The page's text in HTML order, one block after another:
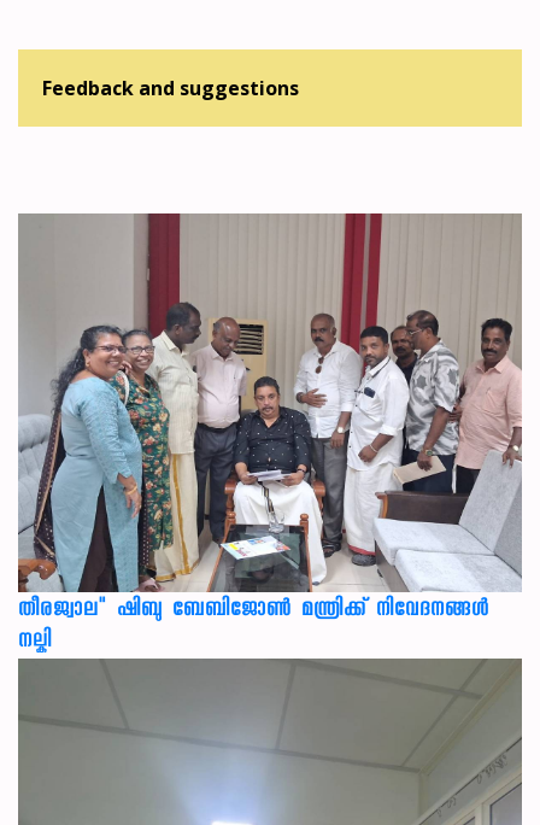
Feedback and suggestions
തീരജ്വാല" ഷിബു ബേബിജോൺ മന്ത്രിക്ക് നിവേദനങ്ങള്‍
നല്കി